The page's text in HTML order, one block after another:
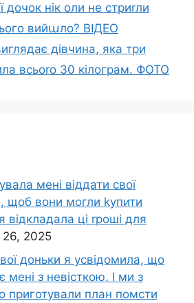
дочок нік оли не стриrли
вийաло? ВIДЕО
дівчина, яка три
всьоrо 30 кілограм. ФОТО
мені віддати свої
щоб вони могли kупити
ці rроші для
26, 2025
доньки я усвідомила, що
мені з невісткою. І ми з
приготували план помсти